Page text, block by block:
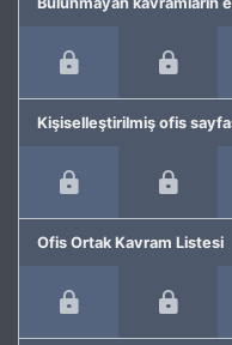
Kişiselleştirilmiş ofis
Ofis Ortak Kavram Listesi